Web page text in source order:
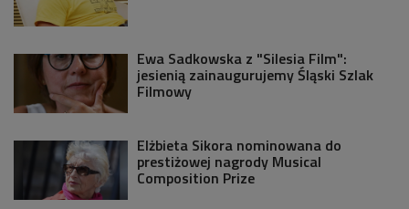
Ewa Sadkowska z "Silesia Film":
jesienią zainaugurujemy Śląski Szlak
Filmowy
Elżbieta Sikora nominowana do
prestiżowej nagrody Musical
Composition Prize